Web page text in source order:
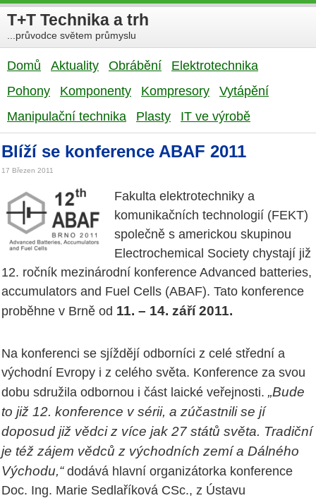
T+T Technika a trh
...průvodce světem průmyslu
Domů Aktuality Obrábění
Elektrotechnika
Pohony
Komponenty Kompresory
Vytápění
Manipulační technika
Plasty IT ve výrobě
Blíží se konference ABAF 2011
17 Březen 2011
Fakulta elektrotechniky a
komunikačních technologií (FEKT)
společně s americkou skupinou
Electrochemical Society chystají již
12. ročník mezinárodní konference Advanced batteries,
accumulators and Fuel Cells (ABAF). Tato konference
proběhne v Brně od 11. – 14. září 2011.
Na konferenci se sjíždějí odborníci z celé střední a
východní Evropy i z celého světa. Konference za svou
dobu sdružila odbornou i část laické veřejnosti. „Bude
to již 12. konference v sérii, a zúčastnili se jí
doposud již vědci z více jak 27 států světa. Tradiční
je též zájem vědců z východních zemí a Dálného
Východu,“dodává hlavní organizátorka konference
Doc. Ing. Marie Sedlaříková CSc., z Ústavu